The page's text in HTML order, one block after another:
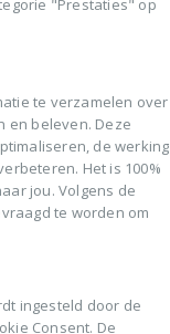
"Prestaties" op
te verzamelen over
en beleven. Deze
de werking
Het is 100%
jou. Volgens de
te worden om
ingesteld door de
Consent. De